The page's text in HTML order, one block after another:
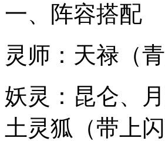
一、阵容搭配
灵师：天禄（
妖灵：昆仑、
土灵狐（带上闪